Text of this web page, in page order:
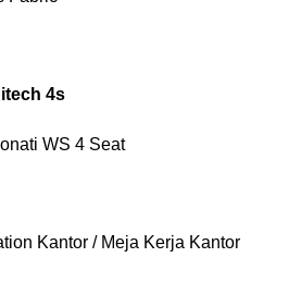
4s
Kantor / Meja Kerja Kantor